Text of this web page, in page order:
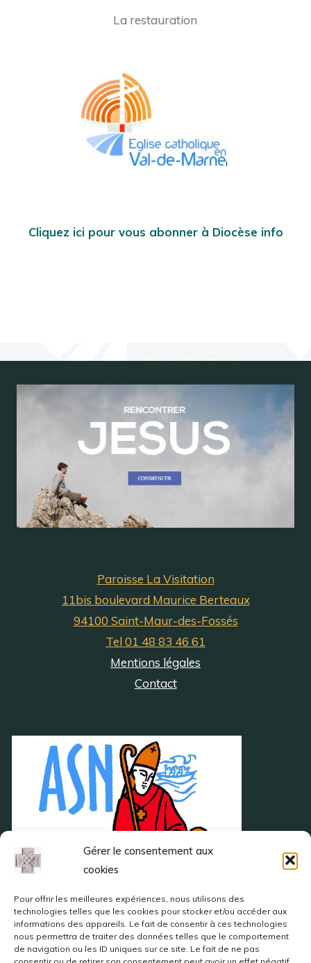
Gérer le consentement aux
cookies
Pour offrir les meilleures expériences, nous utilisons des
technologies telles que les cookies pour stocker et/ou accéder aux
informations des appareils. Le fait de consentir à ces technologies
nous permettra de traiter des données telles que le comportement
de navigation ou les ID uniques sur ce site. Le fait de ne pas
La restauration
Cliquez ici pour vous abonner à Diocèse info
Paroisse La Visitation
11bis boulevard Maurice Berteaux
94100 Saint-Maur-des-Fossés
Tel 01 48 83 46 61
Mentions légales
Contact
Visites et randonnées : cliquez sur l'image